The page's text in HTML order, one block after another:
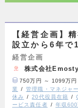
【経営企画】
設立から6年で
経営企画
株式会社
750万円 ～ 1099万円
業
管理職・マネジャー
休み
20代役員在籍
ービス責任者
年収600